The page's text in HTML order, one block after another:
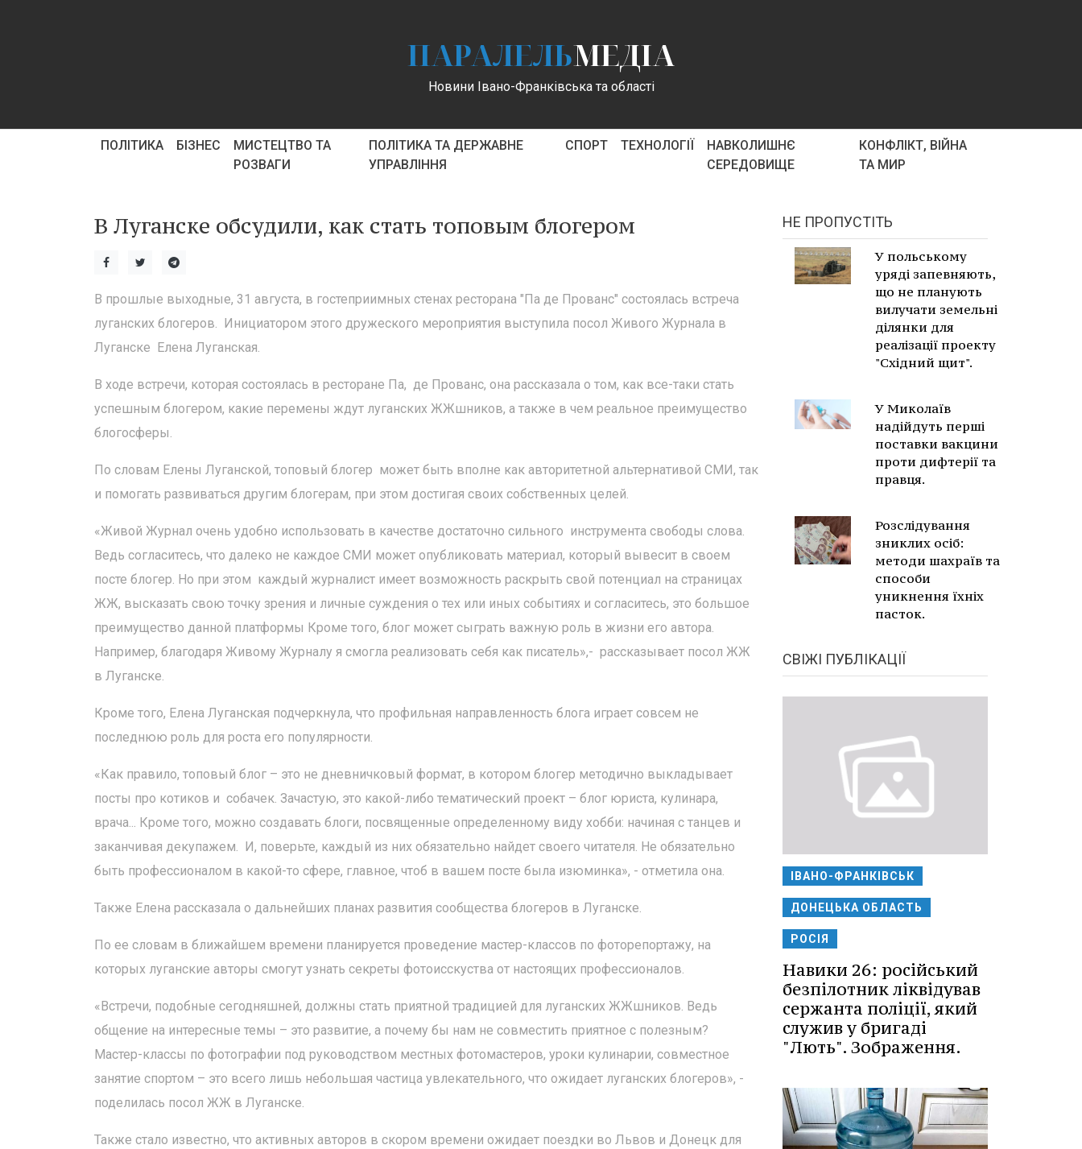
ПАРАЛЕЛЬМЕДІА
Новини Івано-Франківська та області
ПОЛІТИКА БІЗНЕС
МИСТЕЦТВО ТА
РОЗВАГИ
ПОЛІТИКА ТА ДЕРЖАВНЕ
УПРАВЛІННЯ
СПОРТ ТЕХНОЛОГІЇ
НАВКОЛИШНЄ
СЕРЕДОВИЩЕ
КОНФЛІКТ, ВІЙНА
ТА МИР
В Луганске обсудили, как стать топовым блогером
В прошлые выходные, 31 августа, в гостеприимных стенах ресторана "Па де Прованс" состоялась встреча
луганских блогеров. Инициатором этого дружеского мероприятия выступила посол Живого Журнала в
Луганске Елена Луганская.
В ходе встречи, которая состоялась в ресторане Па, де Прованс, она рассказала о том, как все-таки стать
успешным блогером, какие перемены ждут луганских ЖЖшников, а также в чем реальное преимущество
блогосферы.
По словам Елены Луганской, топовый блогер может быть вполне как авторитетной альтернативой СМИ, так
и помогать развиваться другим блогерам, при этом достигая своих собственных целей.
«Живой Журнал очень удобно использовать в качестве достаточно сильного инструмента свободы слова.
Ведь согласитесь, что далеко не каждое СМИ может опубликовать материал, который вывесит в своем
посте блогер. Но при этом каждый журналист имеет возможность раскрыть свой потенциал на страницах
ЖЖ, высказать свою точку зрения и личные суждения о тех или иных событиях и согласитесь, это большое
преимущество данной платформы Кроме того, блог может сыграть важную роль в жизни его автора.
Например, благодаря Живому Журналу я смогла реализовать себя как писатель»,- рассказывает посол ЖЖ
в Луганске.
Кроме того, Елена Луганская подчеркнула, что профильная направленность блога играет совсем не
последнюю роль для роста его популярности.
«Как правило, топовый блог – это не дневничковый формат, в котором блогер методично выкладывает
посты про котиков и собачек. Зачастую, это какой-либо тематический проект – блог юриста, кулинара,
врача... Кроме того, можно создавать блоги, посвященные определенному виду хобби: начиная с танцев и
заканчивая декупажем. И, поверьте, каждый из них обязательно найдет своего читателя. Не обязательно
быть профессионалом в какой-то сфере, главное, чтоб в вашем посте была изюминка», - отметила она.
Также Елена рассказала о дальнейших планах развития сообщества блогеров в Луганске.
По ее словам в ближайшем времени планируется проведение мастер-классов по фоторепортажу, на
которых луганские авторы смогут узнать секреты фотоисскуства от настоящих профессионалов.
«Встречи, подобные сегодняшней, должны стать приятной традицией для луганских ЖЖшников. Ведь
общение на интересные темы – это развитие, а почему бы нам не совместить приятное с полезным?
Мастер-классы по фотографии под руководством местных фотомастеров, уроки кулинарии, совместное
занятие спортом – это всего лишь небольшая частица увлекательного, что ожидает луганских блогеров», -
поделилась посол ЖЖ в Луганске.
Также стало известно, что активных авторов в скором времени ожидает поездки во Львов и Донецк для
НЕ ПРОПУСТІТЬ
У польському
уряді запевняють,
що не планують
вилучати земельні
ділянки для
реалізації проекту
"Східний щит".
У Миколаїв
надійдуть перші
поставки вакцини
проти дифтерії та
правця.
Розслідування
зниклих осіб:
методи шахраїв та
способи
уникнення їхніх
пасток.
СВІЖІ ПУБЛІКАЦІЇ
ІВАНО-ФРАНКІВСЬК
ДОНЕЦЬКА ОБЛАСТЬ
РОСІЯ
Навики 26: російський
безпілотник ліквідував
сержанта поліції, який
служив у бригаді
"Лють". Зображення.